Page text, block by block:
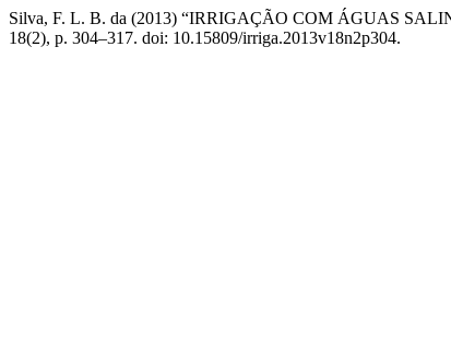
Silva, F. L. B. da (2013) “IRRIGAÇÃO COM ÁGUAS
18(2), p. 304–317. doi: 10.15809/irriga.2013v18n2p304.